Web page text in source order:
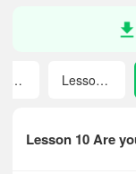
Lesson 10 Are
Lesson 8 The pandas are playing football! Lesson 9 Merry Christmas!